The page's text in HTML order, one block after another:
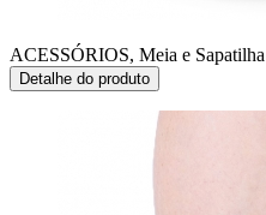
ACESSÓRIOS, Meia e Sapatilha
Detalhe do produto